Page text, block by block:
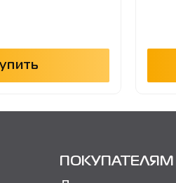
ПОКУПАТЕЛЯМ